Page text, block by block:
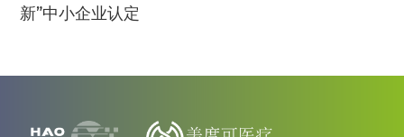
新”中小企业认定